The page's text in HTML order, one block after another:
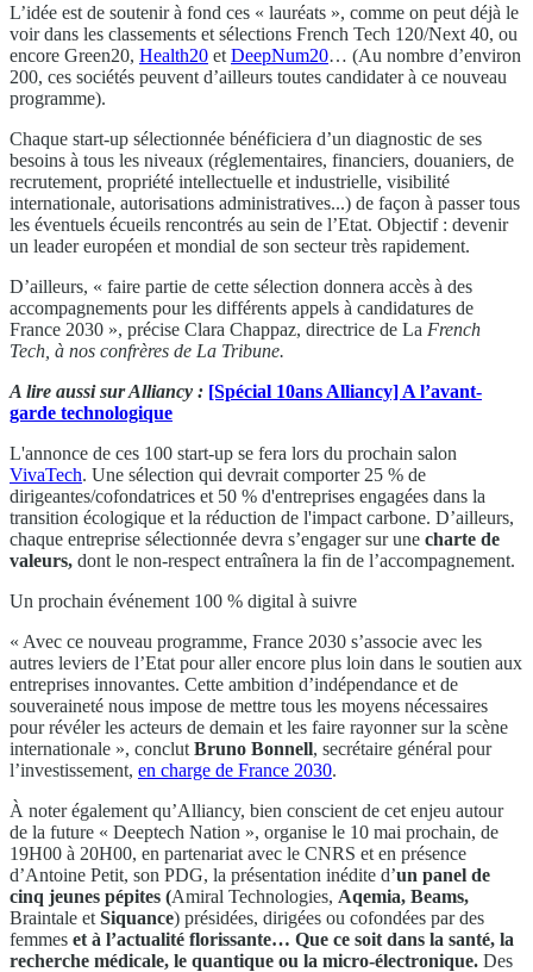
L’idée est de soutenir à fond ces « lauréats », comme on peut déjà le
voir dans les classements et sélections French Tech 120/Next 40, ou
encore Green20, Health20 et DeepNum20… (Au nombre d’environ
200, ces sociétés peuvent d’ailleurs toutes candidater à ce nouveau
programme).
Chaque start-up sélectionnée bénéficiera d’un diagnostic de ses
besoins à tous les niveaux (réglementaires, financiers, douaniers, de
recrutement, propriété intellectuelle et industrielle, visibilité
internationale, autorisations administratives...) de façon à passer tous
les éventuels écueils rencontrés au sein de l’Etat. Objectif : devenir
un leader européen et mondial de son secteur très rapidement.
D’ailleurs, « faire partie de cette sélection donnera accès à des
accompagnements pour les différents appels à candidatures de
France 2030 », précise Clara Chappaz, directrice de La French
Tech, à nos confrères de La Tribune.
A lire aussi sur Alliancy : [Spécial 10ans Alliancy] A l’avant-
garde technologique
L'annonce de ces 100 start-up se fera lors du prochain salon
VivaTech. Une sélection qui devrait comporter 25 % de
dirigeantes/cofondatrices et 50 % d'entreprises engagées dans la
transition écologique et la réduction de l'impact carbone. D’ailleurs,
chaque entreprise sélectionnée devra s’engager sur une charte de
valeurs, dont le non-respect entraînera la fin de l’accompagnement.
Un prochain événement 100 % digital à suivre
« Avec ce nouveau programme, France 2030 s’associe avec les
autres leviers de l’Etat pour aller encore plus loin dans le soutien aux
entreprises innovantes. Cette ambition d’indépendance et de
souveraineté nous impose de mettre tous les moyens nécessaires
pour révéler les acteurs de demain et les faire rayonner sur la scène
internationale », conclut Bruno Bonnell, secrétaire général pour
l’investissement, en charge de France 2030.
À noter également qu’Alliancy, bien conscient de cet enjeu autour
de la future « Deeptech Nation », organise le 10 mai prochain, de
19H00 à 20H00, en partenariat avec le CNRS et en présence
d’Antoine Petit, son PDG, la présentation inédite d’un panel de
cinq jeunes pépites (Amiral Technologies, Aqemia, Beams,
Braintale et Siquance) présidées, dirigées ou cofondées par des
femmes et à l’actualité florissante… Que ce soit dans la santé, la
recherche médicale, le quantique ou la micro-électronique. Des